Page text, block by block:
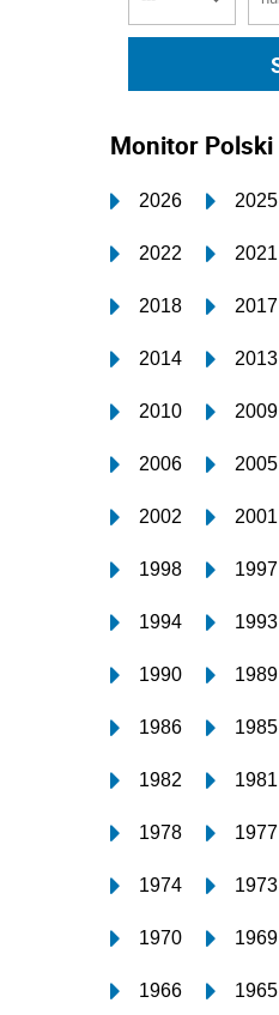
Monitor Polski
2026 2025
2022 2021
2018 2017
2014 2013
2010 2009
2006 2005
2002 2001
1998 1997
1994 1993
1990 1989
1986 1985
1982 1981
1978 1977
1974 1973
1970 1969
1966 1965